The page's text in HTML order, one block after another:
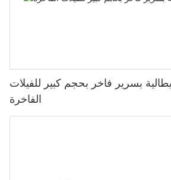
بسرير فاخر بحجم كبير للفيلات
الفاخرة